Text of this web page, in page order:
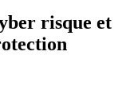
risque et